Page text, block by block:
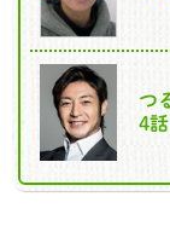
つ
4話